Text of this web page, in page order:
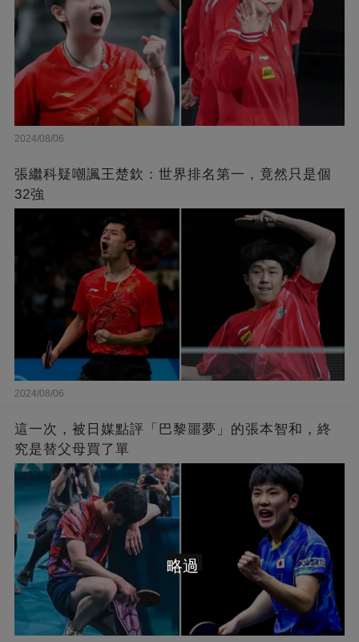
2024/08/06
張繼科疑嘲諷王楚欽：世界排名第一，竟然只是個
32強
2024/08/06
這一次，被日媒點評「巴黎噩夢」的張本智和，終
究是替父母買了單
略過